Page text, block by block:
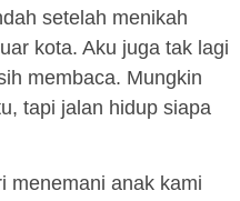
setelah menikah
kota. Aku juga tak lagi
membaca. Mungkin
tapi jalan hidup siapa
menemani anak kami